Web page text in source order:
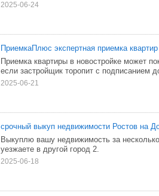
2025-06-24
ПриемкаПлюс экспертная приемка квартир
Приемка квартиры в новостройке может
если застройщик торопит с подписанием
2025-06-21
срочный выкуп недвижимости Ростов на
Выкуплю вашу недвижимость за
уезжаете в другой город 2.
2025-06-18